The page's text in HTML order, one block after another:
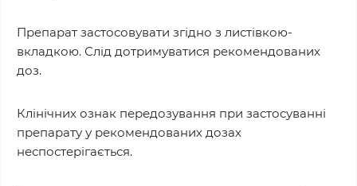
Препарат застосовувати згідно з листівкою-
вкладкою. Слід дотримуватися рекомендованих
доз.
Клінічних ознак передозування при застосуванні
препарату у рекомендованих дозах
неспостерігається.